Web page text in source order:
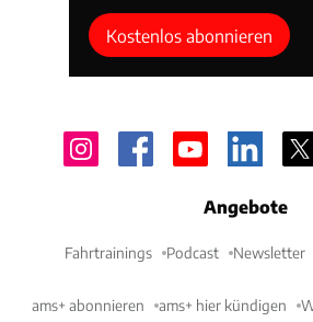
Kostenlos abonnieren
Angebote
Fahrtrainings Podcast Newsletter
ams+ abonnieren ams+ hier kündigen